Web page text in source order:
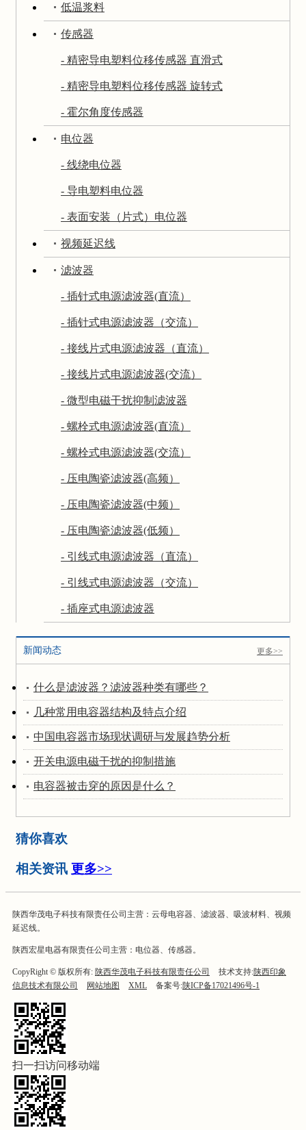
低温浆料
传感器
- 精密导电塑料位移传感器 直滑式
- 精密导电塑料位移传感器 旋转式
- 霍尔角度传感器
电位器
- 线绕电位器
- 导电塑料电位器
- 表面安装（片式）电位器
视频延迟线
滤波器
- 插针式电源滤波器(直流）
- 插针式电源滤波器（交流）
- 接线片式电源滤波器（直流）
- 接线片式电源滤波器(交流）
- 微型电磁干扰抑制滤波器
- 螺栓式电源滤波器(直流）
- 螺栓式电源滤波器(交流）
- 压电陶瓷滤波器(高频）
- 压电陶瓷滤波器(中频）
- 压电陶瓷滤波器(低频）
- 引线式电源滤波器（直流）
- 引线式电源滤波器（交流）
- 插座式电源滤波器
更多>>
新闻动态
什么是滤波器？滤波器种类有哪些？
几种常用电容器结构及特点介绍
中国电容器市场现状调研与发展趋势分析
开关电源电磁干扰的抑制措施
电容器被击穿的原因是什么？
猜你喜欢
相关资讯 更多>>
陕西华茂电子科技有限责任公司主营：云母电容器、滤波器、吸波材料、视频
延迟线。
陕西宏星电器有限责任公司主营：电位器、传感器。
CopyRight © 版权所有: 陕西华茂电子科技有限责任公司 技术支持:陕西印象
信息技术有限公司
网站地图 XML 备案号:陕ICP备17021496号-1
扫一扫访问移动端